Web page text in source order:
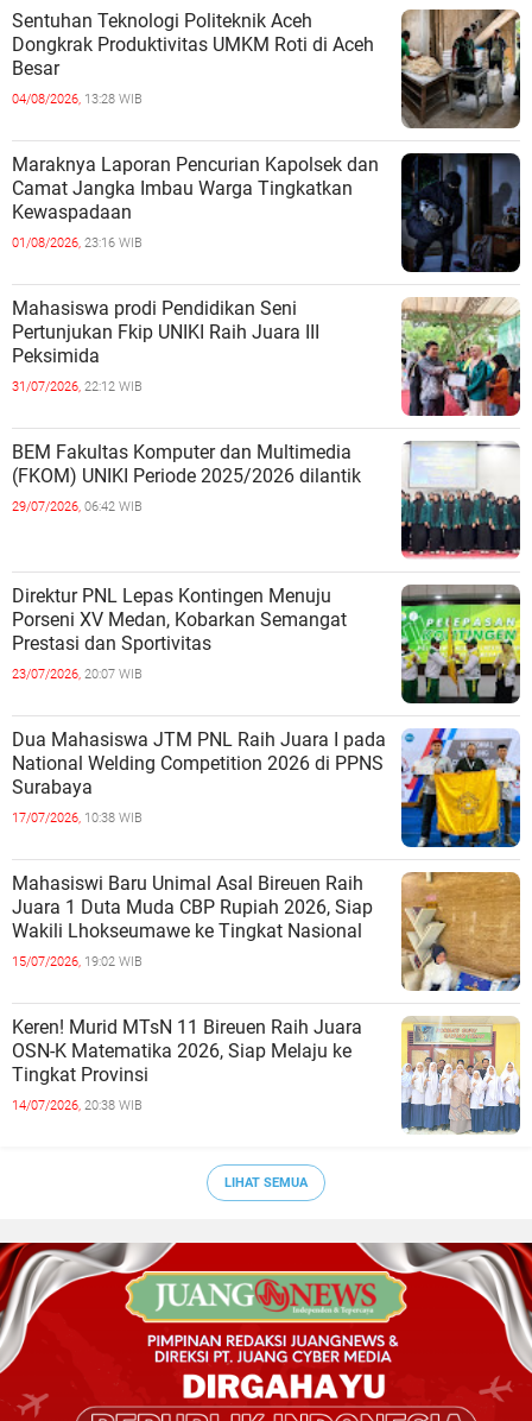
Sentuhan Teknologi Politeknik Aceh
Dongkrak Produktivitas UMKM Roti di Aceh
Besar
04/08/2026, 13:28 WIB
Maraknya Laporan Pencurian Kapolsek dan
Camat Jangka Imbau Warga Tingkatkan
Kewaspadaan
01/08/2026, 23:16 WIB
Mahasiswa prodi Pendidikan Seni
Pertunjukan Fkip UNIKI Raih Juara III
Peksimida
31/07/2026, 22:12 WIB
BEM Fakultas Komputer dan Multimedia
(FKOM) UNIKI Periode 2025/2026 dilantik
29/07/2026, 06:42 WIB
Direktur PNL Lepas Kontingen Menuju
Porseni XV Medan, Kobarkan Semangat
Prestasi dan Sportivitas
23/07/2026, 20:07 WIB
Dua Mahasiswa JTM PNL Raih Juara I pada
National Welding Competition 2026 di PPNS
Surabaya
17/07/2026, 10:38 WIB
Mahasiswi Baru Unimal Asal Bireuen Raih
Juara 1 Duta Muda CBP Rupiah 2026, Siap
Wakili Lhokseumawe ke Tingkat Nasional
15/07/2026, 19:02 WIB
Keren! Murid MTsN 11 Bireuen Raih Juara
OSN-K Matematika 2026, Siap Melaju ke
Tingkat Provinsi
14/07/2026, 20:38 WIB
LIHAT SEMUA